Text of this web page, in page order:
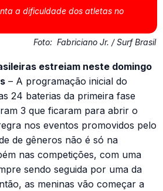
a dificuldade dos atletas no
Foto: Fabriciano Jr. / Surf Brasil
estreiam neste domingo
– A programação inicial do
24 baterias da primeira fase
3 que ficaram para abrir o
nos eventos promovidos pelo
de gêneros não é só na
nas competições, com uma
sendo seguida por uma da
as meninas vão começar a